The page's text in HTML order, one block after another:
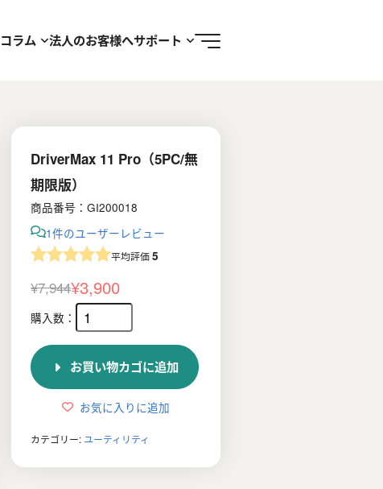
コラム 法人のお客様へサポート
DriverMax 11 Pro（5PC/無
期限版）
商品番号：GI200018
1件のユーザーレビュー
平均評価5
¥7,944
元
の
価
格
¥3,900
現
在
の
価
お買い物カゴに追加
お気に入りに追加
カテゴリー: ユーティリティ